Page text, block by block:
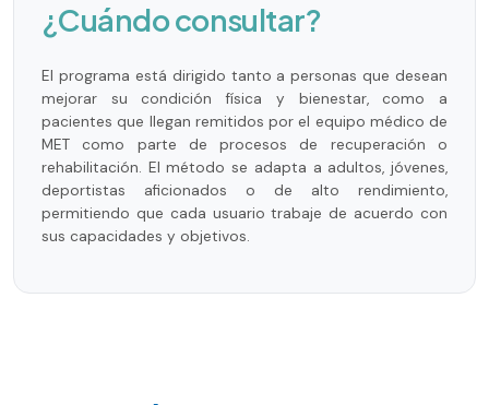
¿Cuándo consultar?
El programa está dirigido tanto a personas que desean
mejorar su condición física y bienestar, como a
pacientes que llegan remitidos por el equipo médico de
MET como parte de procesos de recuperación o
rehabilitación. El método se adapta a adultos, jóvenes,
deportistas aficionados o de alto rendimiento,
permitiendo que cada usuario trabaje de acuerdo con
sus capacidades y objetivos.